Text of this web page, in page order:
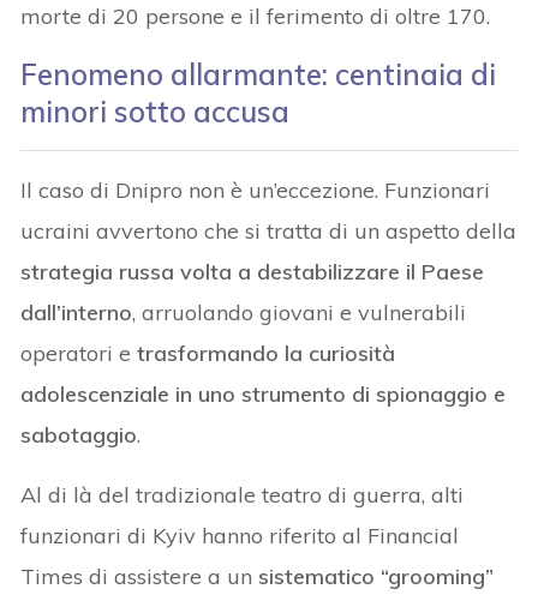
morte di 20 persone e il ferimento di oltre 170.
Fenomeno allarmante: centinaia di
minori sotto accusa
Il caso di Dnipro non è un’eccezione. Funzionari
ucraini avvertono che si tratta di un aspetto della
strategia russa volta a destabilizzare il Paese
dall’interno, arruolando giovani e vulnerabili
operatori e trasformando la curiosità
adolescenziale in uno strumento di spionaggio e
sabotaggio.
Al di là del tradizionale teatro di guerra, alti
funzionari di Kyiv hanno riferito al Financial
Times di assistere a un sistematico “grooming”